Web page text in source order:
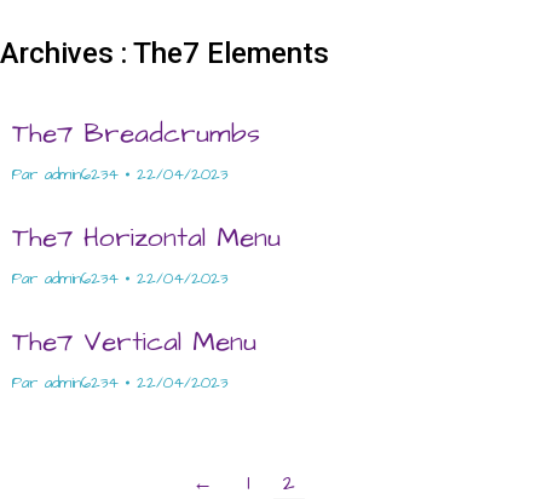
Archives : The7 Elements
The7 Breadcrumbs
Par admin6234 22/04/2023
The7 Horizontal Menu
Par admin6234 22/04/2023
The7 Vertical Menu
Par admin6234 22/04/2023
← 1 2